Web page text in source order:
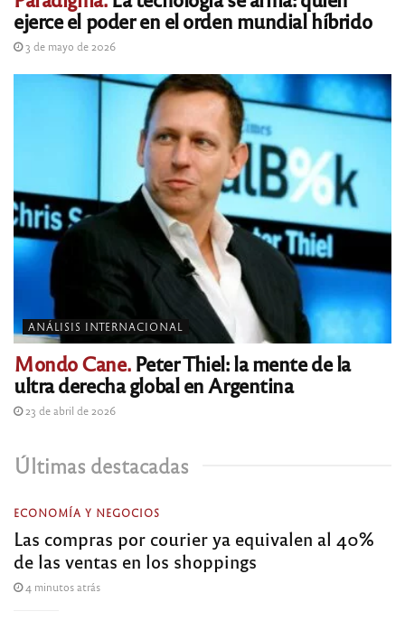
ejerce el poder en el orden mundial híbrido
3 de mayo de 2026
ANÁLISIS INTERNACIONAL
Mondo Cane.Peter Thiel: la mente de la
ultra derecha global en Argentina
23 de abril de 2026
Últimas destacadas
ECONOMÍA Y NEGOCIOS
Las compras por courier ya equivalen al 40%
de las ventas en los shoppings
4 minutos atrás